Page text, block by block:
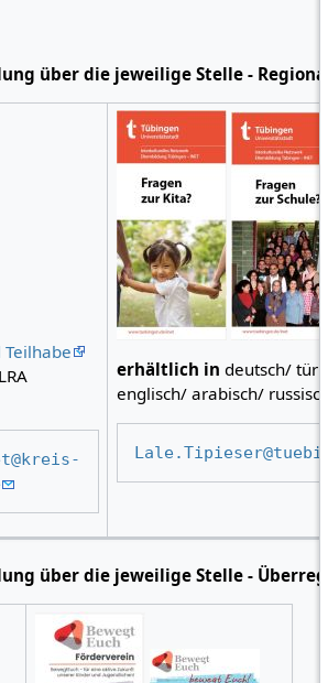
über die jeweilige Stelle -
erhältlich in deutsch/
englisch/ arabisch/
über die jeweilige Stelle -